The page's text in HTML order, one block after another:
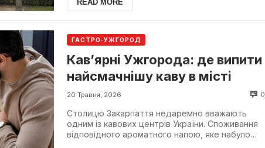
READ MORE
ГАСТРО-УЖГОРОД
Кав’ярні Ужгорода: де випити
найсмачнішу каву в місті
20 Травня, 2026 0
Столицю Закарпаття недаремно вважають
одним із кавових центрів України. Споживання
відповідного ароматного напою, яке набуло